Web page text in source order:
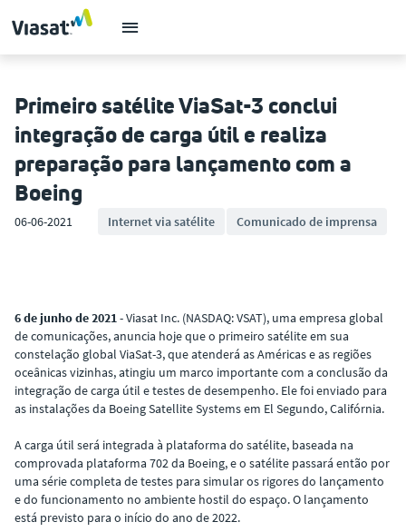
Primeiro satélite ViaSat-3 conclui
integração de carga útil e realiza
preparação para lançamento com a
Boeing
06-06-2021 Internet via satélite Comunicado de imprensa
6 de junho de 2021- Viasat Inc. (NASDAQ: VSAT), uma empresa global
de comunicações, anuncia hoje que o primeiro satélite em sua
constelação global ViaSat-3, que atenderá as Américas e as regiões
oceânicas vizinhas, atingiu um marco importante com a conclusão da
integração de carga útil e testes de desempenho. Ele foi enviado para
as instalações da Boeing Satellite Systems em El Segundo, Califórnia.
A carga útil será integrada à plataforma do satélite, baseada na
comprovada plataforma 702 da Boeing, e o satélite passará então por
uma série completa de testes para simular os rigores do lançamento
e do funcionamento no ambiente hostil do espaço. O lançamento
está previsto para o início do ano de 2022.